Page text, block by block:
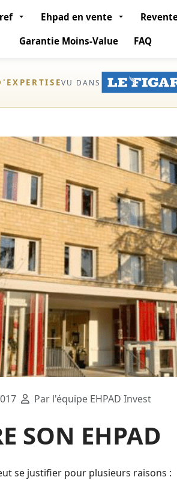
Ehpad en vente
Garantie Moins-Value
FAQ
VU DANS
Par l'équipe EHPAD Invest
SON EHPAD
se justifier pour plusieurs raisons :